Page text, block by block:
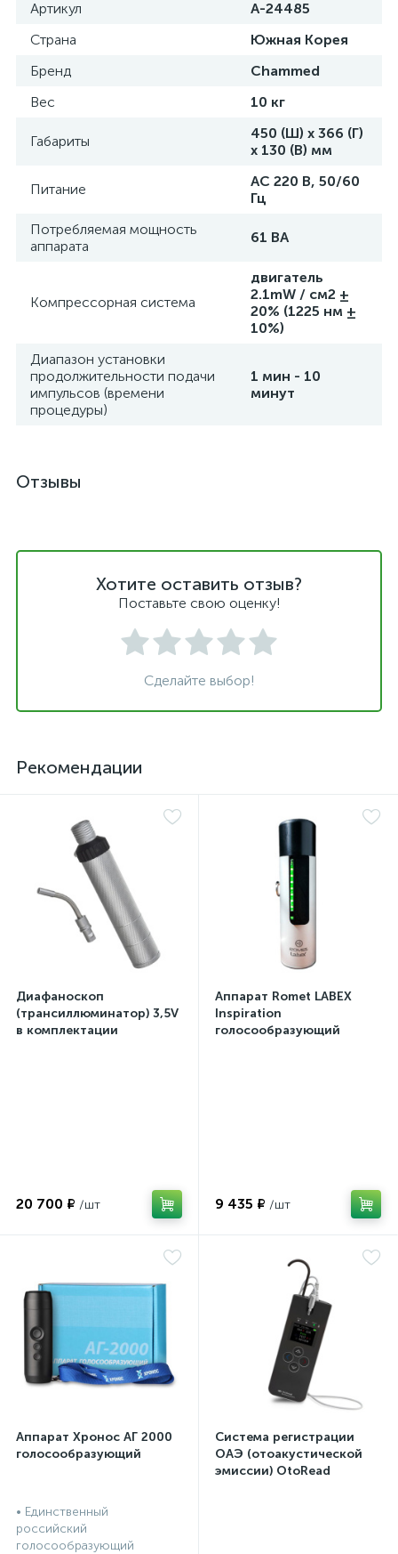
Артикул
А-24485
Страна
Южная Корея
Бренд
Chammed
Вес
10 кг
Габариты
450 (Ш) х 366 (Г)
x 130 (В) мм
Питание
AC 220 В, 50/60
Гц
Потребляемая мощность
аппарата
61 ВА
Компрессорная система
двигатель
2.1mW / см2 ±
20% (1225 нм ±
10%)
Диапазон установки
продолжительности подачи
импульсов (времени
процедуры)
1 мин - 10
минут
Отзывы
Хотите оставить отзыв?
Поставьте свою оценку!
Сделайте выбор!
Рекомендации
Диафаноскоп
(трансиллюминатор) 3,5V
в комплектации
20 700 ₽
Аппарат Romet LABEX
Inspiration
голосообразующий
9 435 ₽
Аппарат Хронос АГ 2000
голосообразующий
• Единственный
российский
голосообразующий
Система регистрации
ОАЭ (отоакустической
эмиссии) OtoRead